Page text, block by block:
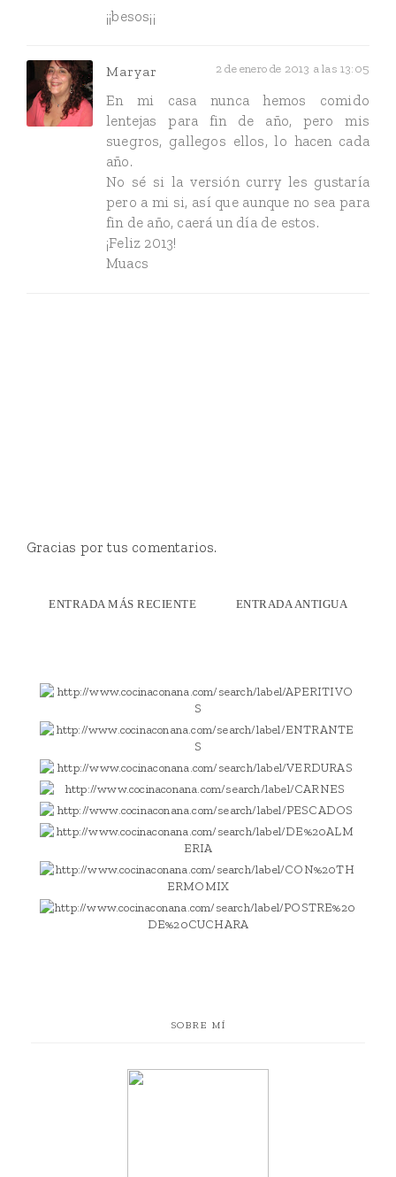
¡¡besos¡¡
Maryar 2 de enero de 2013 a las 13:05
En mi casa nunca hemos comido
lentejas para fin de año, pero mis
suegros, gallegos ellos, lo hacen cada
año.
No sé si la versión curry les gustaría
pero a mi si, así que aunque no sea para
fin de año, caerá un día de estos.
¡Feliz 2013!
Muacs
Gracias por tus comentarios.
ENTRADA MÁS RECIENTE ENTRADA ANTIGUA
SOBRE MÍ